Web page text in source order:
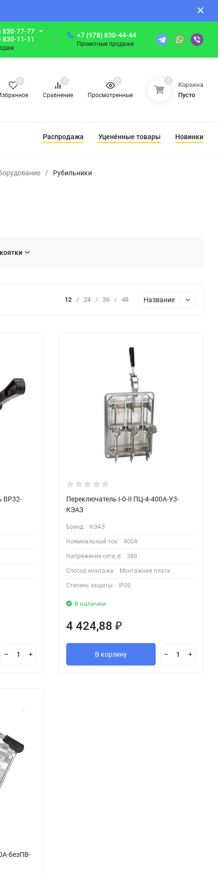
830-77-77
830-11-11
+7 (978) 830-44-44
Проектные продажи
0
Сравнение
0
Просмотренные
0 0
Корзина
Пусто
Распродажа Уценённые товары Новинки
/ Рубильники
12 / 24 / 36 / 48 Название
ВР32-
Переключатель I-0-II ПЦ-4-400А-У3-
КЭАЗ
Бренд: КЭАЗ
Номинальный ток: 400А
Напряжение сети, в: 380
Способ монтажа: Монтажная плата
Степень защиты: IP00
В наличии
4 424,88 ₽
В корзину
безПВ-